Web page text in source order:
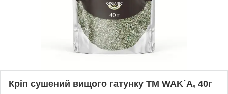
Кріп сушений вищого гатунку TM WAK`A, 40г